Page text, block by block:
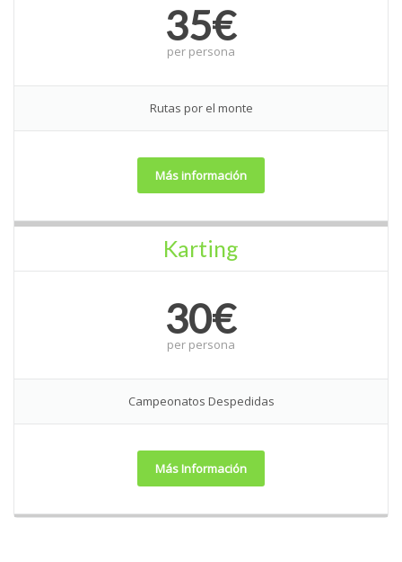
35€
per persona
Rutas por el monte
Más información
Karting
30€
per persona
Campeonatos Despedidas
Más Información